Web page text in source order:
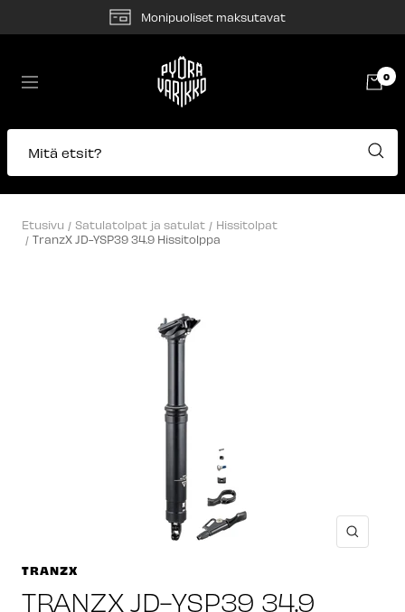
Monipuoliset maksutavat
Navigaatio
Pyörävarikko
0
Mitä etsit?
Etusivu Satulatolpat ja satulat
Hissitolpat
TranzX JD-YSP39 34.9 Hissitolppa
TRANZX
TRANZX JD-YSP39 34.9